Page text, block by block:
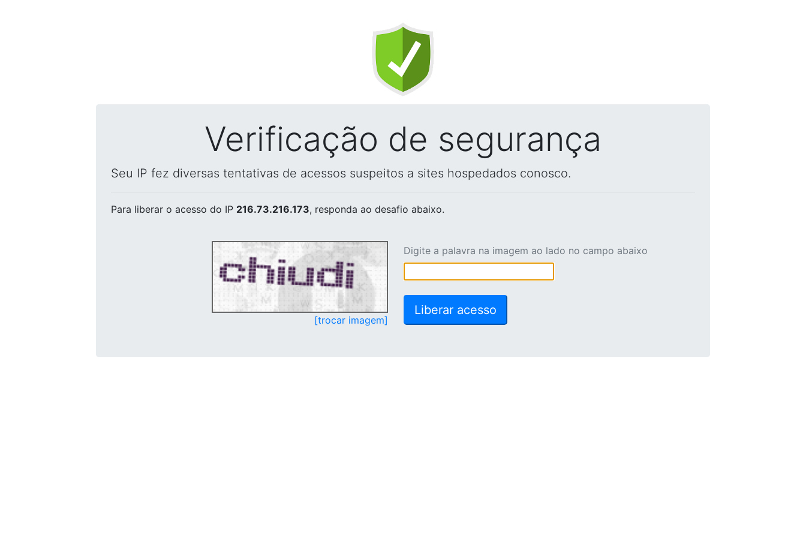
Verificação de segurança
Seu IP fez diversas tentativas de acessos suspeitos a sites hospedados conosco.
Para liberar o acesso do IP 216.73.216.173, responda ao desafio abaixo.
[trocar imagem]
Digite a palavra na imagem ao lado no campo abaixo